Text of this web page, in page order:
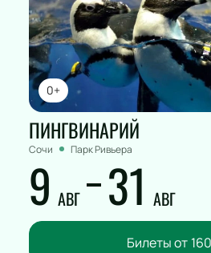
0+
ПИНГВИНАРИЙ
Сочи Парк Ривьера
9 АВГ 31 АВГ
Билеты от